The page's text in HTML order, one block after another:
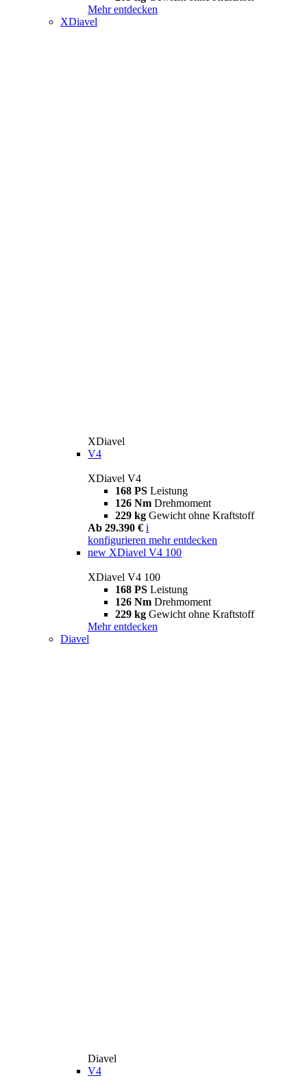
Mehr entdecken
XDiavel
XDiavel
V4
XDiavel V4
168 PS Leistung
126 Nm Drehmoment
229 kg Gewicht ohne Kraftstoff
Ab 29.390 € i
konfigurieren mehr entdecken
new XDiavel V4 100
XDiavel V4 100
168 PS Leistung
126 Nm Drehmoment
229 kg Gewicht ohne Kraftstoff
Mehr entdecken
Diavel
Diavel
V4